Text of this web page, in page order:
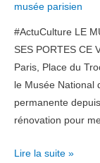
musée parisien
#ActuCulture LE
SES PORTES CE
Paris, Place du
le Musée National
permanente
rénovation pour
Actu
Lire la suite »